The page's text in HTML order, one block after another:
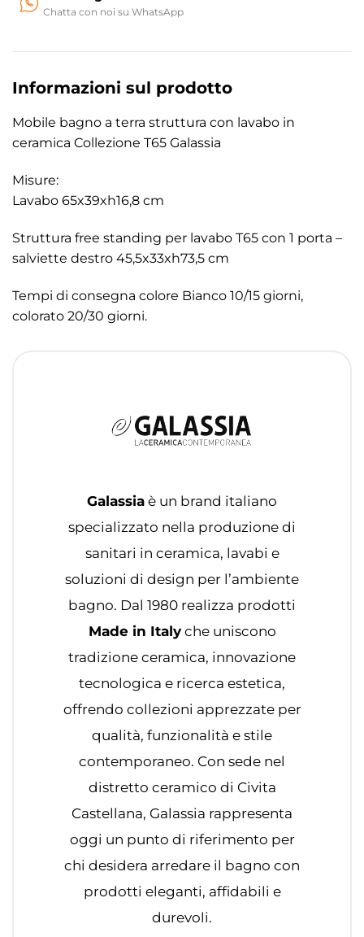
Chatta con noi su WhatsApp
Informazioni sul prodotto
Mobile bagno a terra struttura con lavabo in
ceramica Collezione T65 Galassia
Misure:
Lavabo 65x39xh16,8 cm
Struttura free standing per lavabo T65 con 1 porta –
salviette destro 45,5x33xh73,5 cm
Tempi di consegna colore Bianco 10/15 giorni,
colorato 20/30 giorni.
Galassia è un brand italiano
specializzato nella produzione di
sanitari in ceramica, lavabi e
soluzioni di design per l’ambiente
bagno. Dal 1980 realizza prodotti
Made in Italyche uniscono
tradizione ceramica, innovazione
tecnologica e ricerca estetica,
offrendo collezioni apprezzate per
qualità, funzionalità e stile
contemporaneo. Con sede nel
distretto ceramico di Civita
Castellana, Galassia rappresenta
oggi un punto di riferimento per
chi desidera arredare il bagno con
prodotti eleganti, affidabili e
durevoli.